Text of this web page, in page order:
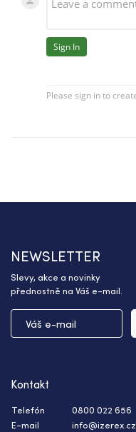
NEWSLETTER
Slevy, akce a novinky
přednostně na Váš e-mail.
Kontakt
Telefón
0800 022 656
E-mail
info@izerex.cz